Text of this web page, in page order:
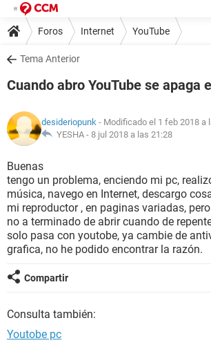
Foros Internet YouTube
Tema Anterior
Cuando abro YouTube se apaga
desideriopunk - Modificado el 1 feb 2018 a
YESHA - 8 jul 2018 a las 21:28
Buenas
tengo un problema, enciendo mi pc,
música, navego en Internet, descargo
mi reproductor , en paginas variadas,
no a terminado de abrir cuando de
solo pasa con youtobe, ya cambie de
grafica, no he podido encontrar la razón.
Compartir
Consulta también:
Youtobe pc